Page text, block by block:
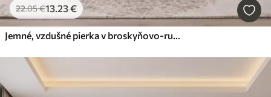
22.05€13 .23€